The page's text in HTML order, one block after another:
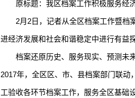
原标题：我区档案工作积极服务经
2月2日，记者从全区档案工作暨档
进经济发展和社会和谐稳定中进行有益
档案还原历史、服务现实、预测未来
2017年，全区区、市、县档案部门联
工验收各环节档案工作，服务全区基础